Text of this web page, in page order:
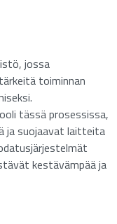
jossa
toiminnan
tässä prosessissa,
ja suojaavat laitteita
kestävämpää ja